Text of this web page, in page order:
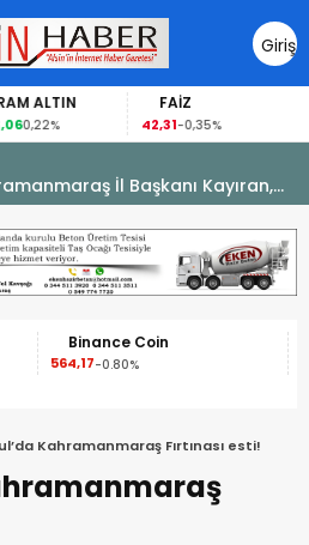
Giriş
Yap
ALTIN
0,22%
FAİZ
42,31-0,35%
İl Başkanı Kayıran,
Binance Coin
564,17-0.80%
Kahramanmaraş Fırtınası esti!